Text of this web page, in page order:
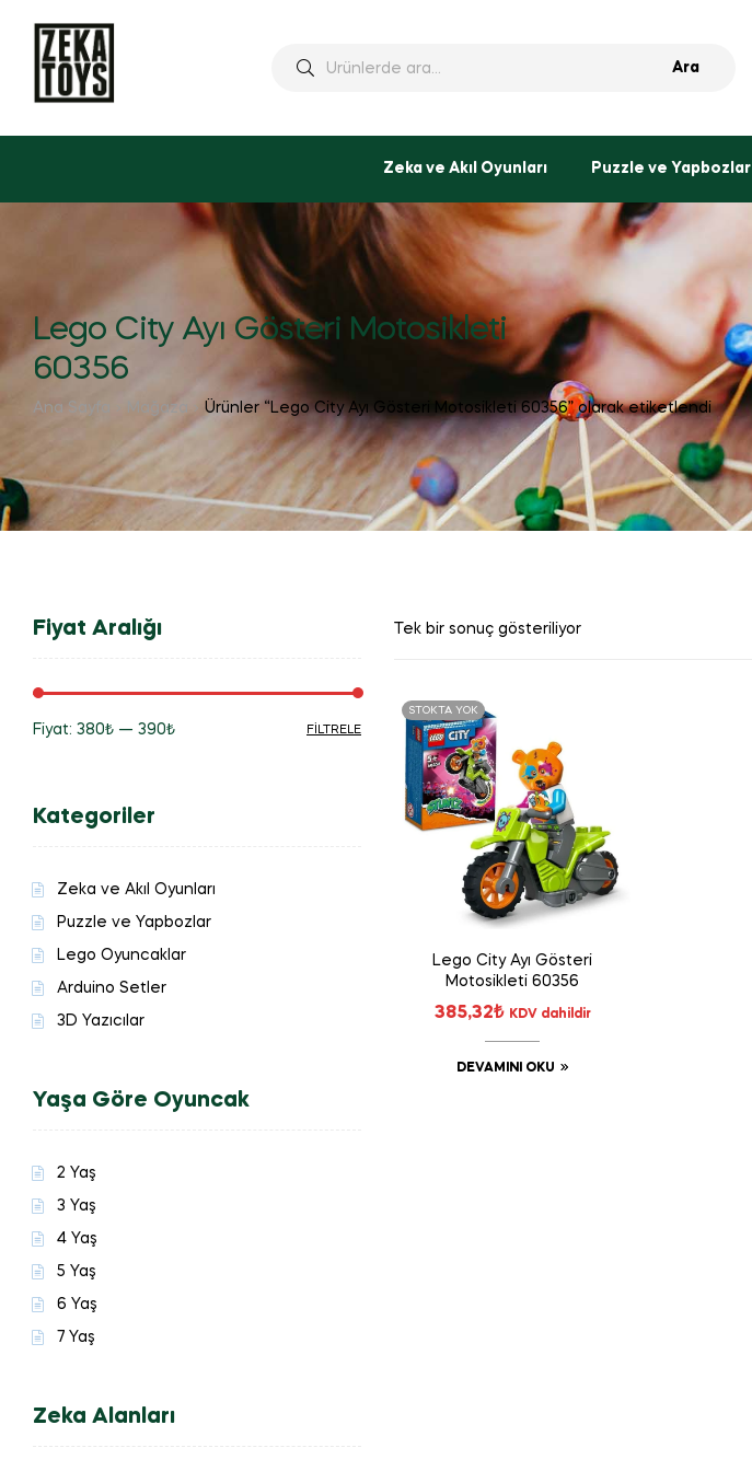
Ara
Zeka ve Akıl Oyunları Puzzle ve Yapbozlar
Lego City Ayı Gösteri Motosikleti
60356
Ana Sayfa Mağaza Ürünler “Lego City Ayı Gösteri Motosikleti 60356” olarak etiketlendi
Tek bir sonuç gösteriliyor
STOKTA YOK
Lego City Ayı Gösteri
Motosikleti 60356
385,32₺ KDV dahildir
DEVAMINI OKU
Fiyat Aralığı
yüksek
FILTRELE
Fiyat: 380₺ — 390₺
Kategoriler
Zeka ve Akıl Oyunları
Puzzle ve Yapbozlar
Lego Oyuncaklar
Arduino Setler
3D Yazıcılar
Yaşa Göre Oyuncak
2 Yaş
3 Yaş
4 Yaş
5 Yaş
6 Yaş
7 Yaş
Zeka Alanları